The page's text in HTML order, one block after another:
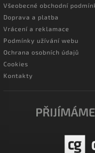
Všeobecné obchodní
Doprava a platba
Vrácení a reklamace
Podmínky užívání webu
Ochrana osobních údajů
Cookies
Kontakty